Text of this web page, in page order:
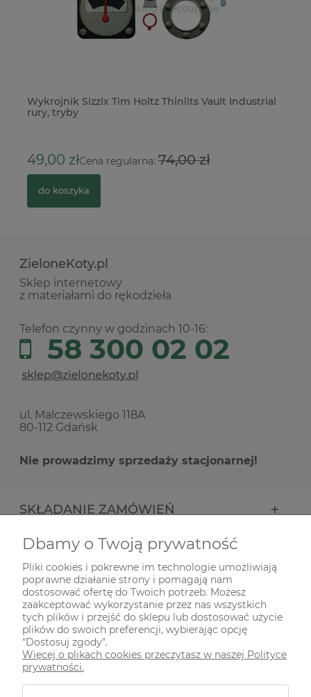
Wykrojnik Sizzix Tim Holtz Thinlits Vault Industrial
rury, tryby
49,00 złCena regularna:74,00 zł
do koszyka
ZieloneKoty.pl
Sklep internetowy
z materiałami do rękodzieła
Telefon czynny w godzinach 10-16:
58 300 02 02
ul. Malczewskiego 118A
80-112 Gdańsk
Nie prowadzimy sprzedaży stacjonarnej!
SKŁADANIE ZAMÓWIEŃ
INFORMACJE
ODWIEDŹ NAS NA
Dbamy o Twoją prywatność
Pliki cookies i pokrewne im technologie umożliwiają
poprawne działanie strony i pomagają nam
dostosować ofertę do Twoich potrzeb. Możesz
zaakceptować wykorzystanie przez nas wszystkich
tych plików i przejść do sklepu lub dostosować użycie
plików do swoich preferencji, wybierając opcję
"Dostosuj zgody".
Więcej o plikach cookies przeczytasz w naszej Polityce
prywatności.